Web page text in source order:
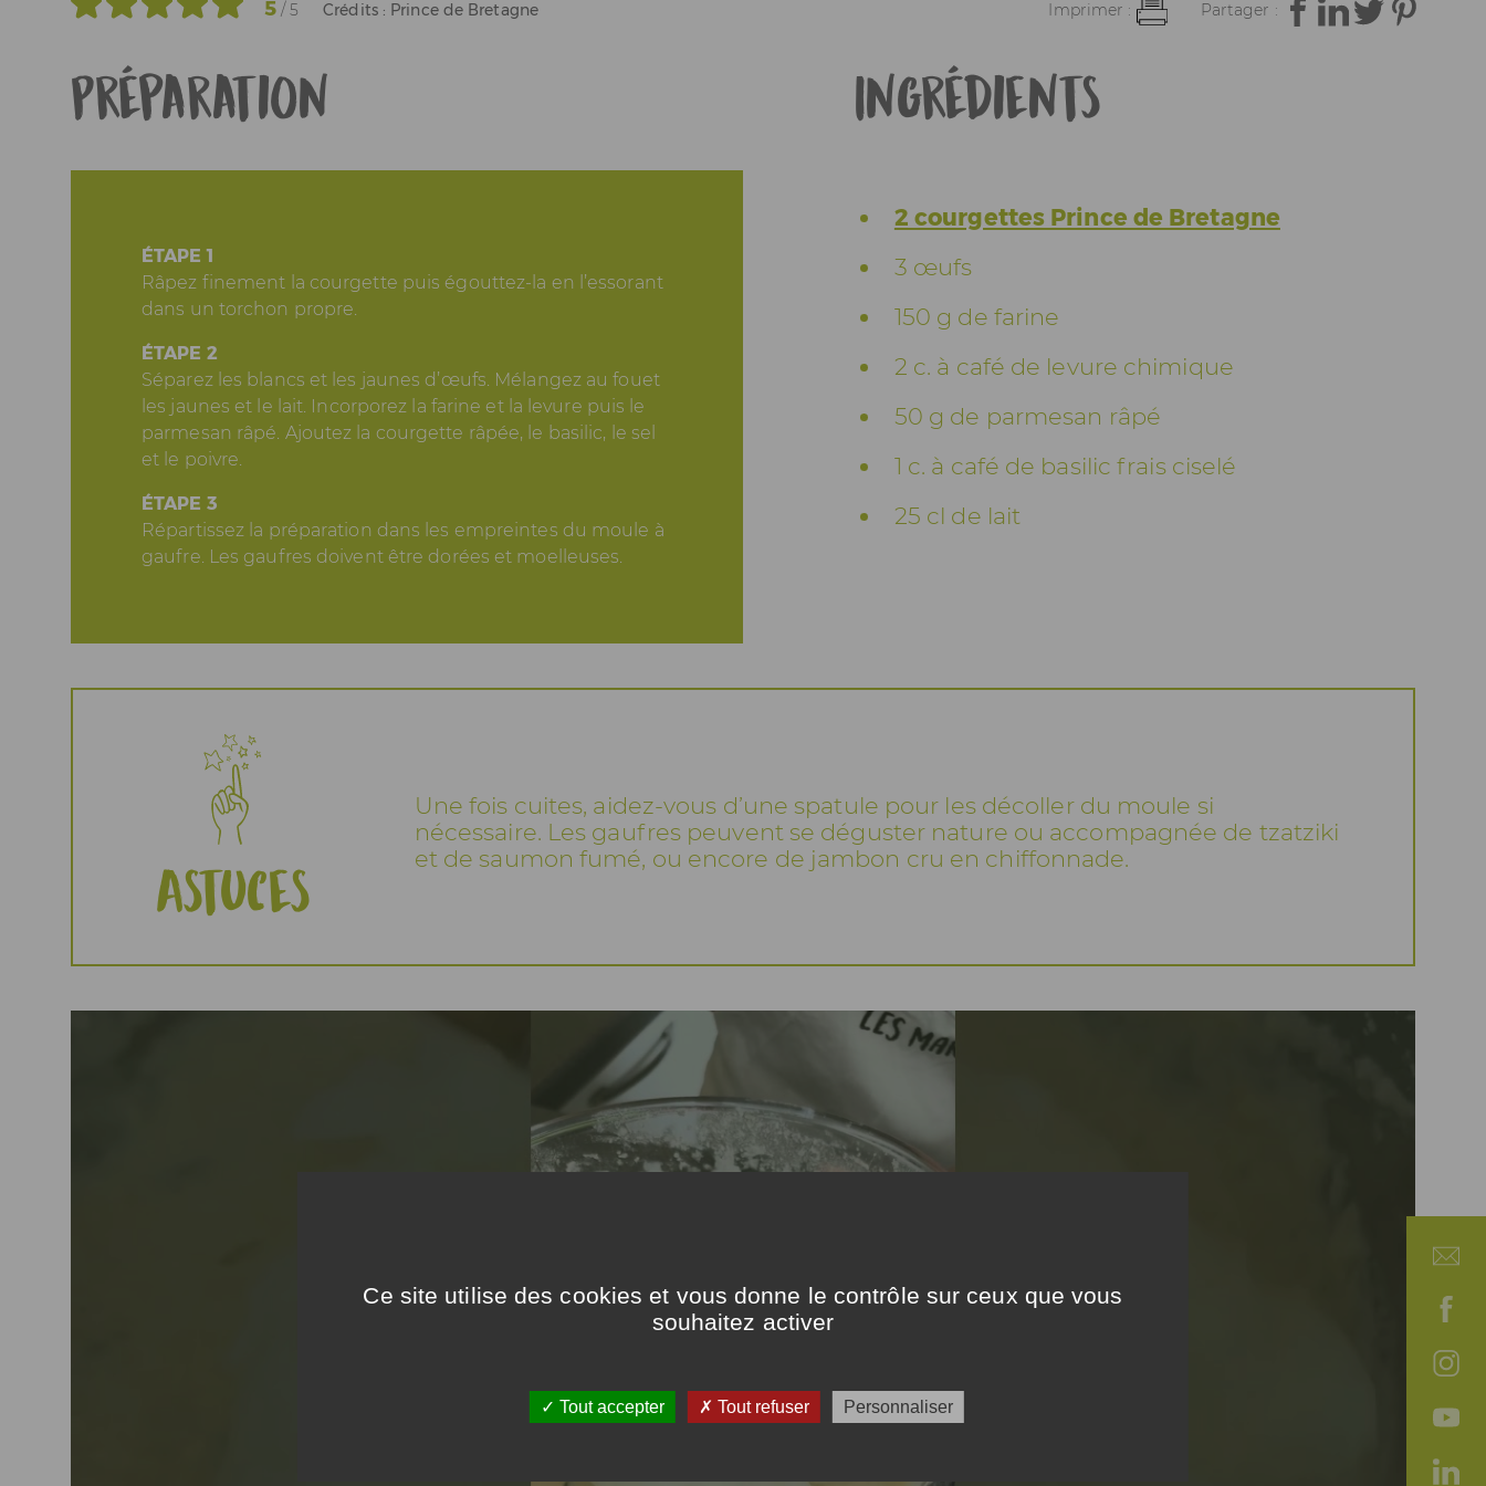
5/ 5 Crédits : Prince de Bretagne Imprimer : Partager :
Ingrédients
2 courgettes Prince de Bretagne
3 œufs
150 g de farine
2 c. à café de levure chimique
50 g de parmesan râpé
1 c. à café de basilic frais ciselé
25 cl de lait
Préparation
ÉTAPE 1
Râpez finement la courgette puis égouttez-la en l’essorant
dans un torchon propre.
ÉTAPE 2
Séparez les blancs et les jaunes d’œufs. Mélangez au fouet
les jaunes et le lait. Incorporez la farine et la levure puis le
parmesan râpé. Ajoutez la courgette râpée, le basilic, le sel
et le poivre.
ÉTAPE 3
Répartissez la préparation dans les empreintes du moule à
gaufre. Les gaufres doivent être dorées et moelleuses.
Astuces
Une fois cuites, aidez-vous d’une spatule pour les décoller du moule si
nécessaire. Les gaufres peuvent se déguster nature ou accompagnée de tzatziki
et de saumon fumé, ou encore de jambon cru en chiffonnade.
Ce site utilise des cookies et vous donne le contrôle sur ceux que vous
souhaitez activer
Tout accepter Tout refuser Personnaliser